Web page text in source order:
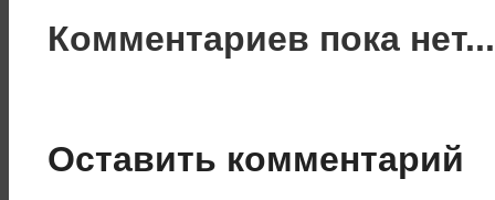
Комментариев пока
Оставить комментарий